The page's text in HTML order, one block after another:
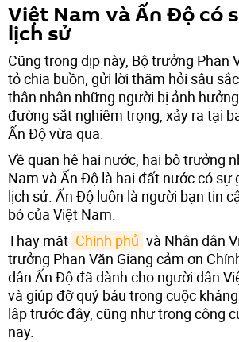
Việt Nam và Ấn Độ có
lịch sử
Cũng trong dịp này, Bộ trưởng Phan
tỏ chia buồn, gửi lời thăm hỏi sâu
thân nhân những người bị ảnh
đường sắt nghiêm trọng, xảy ra tại
Ấn Độ vừa qua.
Về quan hệ hai nước, hai bộ trưởng
Nam và Ấn Độ là hai đất nước có sự
lịch sử. Ấn Độ luôn là người bạn tin
bó của Việt Nam.
Thay mặt Chính phủ và Nhân dân
trưởng Phan Văn Giang cảm ơn
dân Ấn Độ đã dành cho người dân
và giúp đỡ quý báu trong cuộc
lập trước đây, cũng như trong công
nay.